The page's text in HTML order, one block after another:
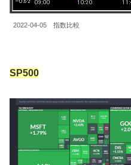
2022-04-05 指数比較
SP500